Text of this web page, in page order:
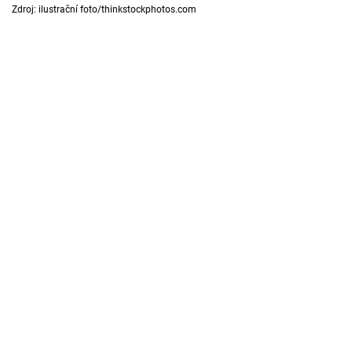
Zdroj: ilustrační foto/thinkstockphotos.com